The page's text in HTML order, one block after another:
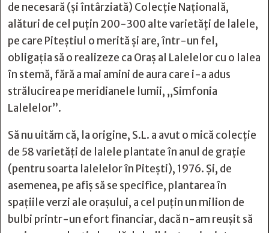
de necesară (și întârziată) Colecție Națională,
alături de cel puțin 200-300 alte varietăți de lalele,
pe care Piteștiul o merită și are, într-un fel,
obligația să o realizeze ca Oraș al Lalelelor cu o lalea
în stemă, fără a mai amini de aura care i-a adus
strălucirea pe meridianele lumii, „Simfonia
Lalelelor”.
Să nu uităm că, la origine, S.L. a avut o mică colecție
de 58 varietăți de lalele plantate în anul de grație
(pentru soarta lalelelor în Pitești), 1976. Și, de
asemenea, pe afiș să se specifice, plantarea în
spațiile verzi ale orașului, a cel puțin un milion de
bulbi printr-un efort financiar, dacă n-am reușit să